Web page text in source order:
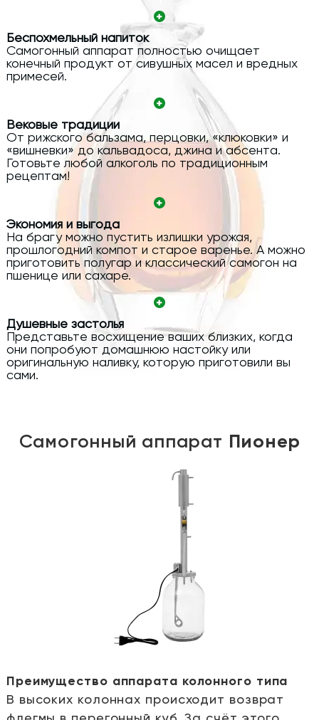
Беспохмельный напиток
Самогонный аппарат полностью очищает
конечный продукт от сивушных масел и вредных
примесей.
Вековые традиции
От рижского бальзама, перцовки, «клюковки» и
«вишневки» до кальвадоса, джина и абсента.
Готовьте любой алкоголь по традиционным
рецептам!
Экономия и выгода
На брагу можно пустить излишки урожая,
прошлогодний компот и старое варенье. А можно
приготовить полугар и классический самогон на
пшенице или сахаре.
Душевные застолья
Представьте восхищение ваших близких, когда
они попробуют домашнюю настойку или
оригинальную наливку, которую приготовили вы
сами.
Самогонный аппарат Пионер
Преимущество аппарата колонного типа
В высоких колоннах происходит возврат